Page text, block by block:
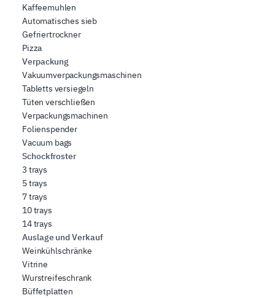
Kaffeemuhlen
Automatisches sieb
Gefriertrockner
Pizza
Verpackung
Vakuumverpackungsmaschinen
Tabletts versiegeln
Tüten verschließen
Verpackungsmachinen
Folienspender
Vacuum bags
Schockfroster
3 trays
5 trays
7 trays
10 trays
14 trays
Auslage und Verkauf
Weinkühlschränke
Vitrine
Wurstreifeschrank
Büffetplatten